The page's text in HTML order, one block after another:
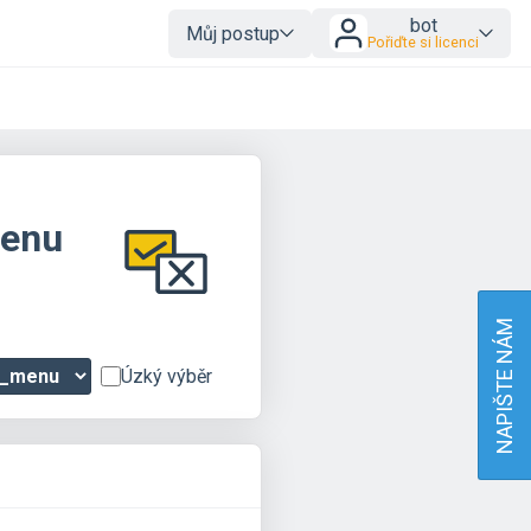
Můj postup bot
Pořiďte si licenci
Úzký výběr NAPIŠTE NÁM